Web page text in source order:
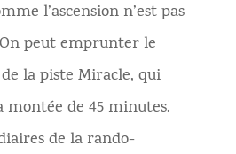
l’ascension n’est pas
peut emprunter le
la piste Miracle, qui
montée de 45 minutes.
de la rando-